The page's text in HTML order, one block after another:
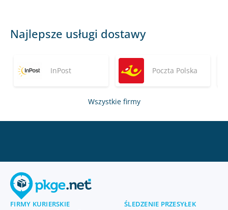
Najlepsze usługi dostawy
InPost Poczta Polska
Wszystkie firmy
FIRMY KURIERSKIE ŚLEDZENIE PRZESYŁEK